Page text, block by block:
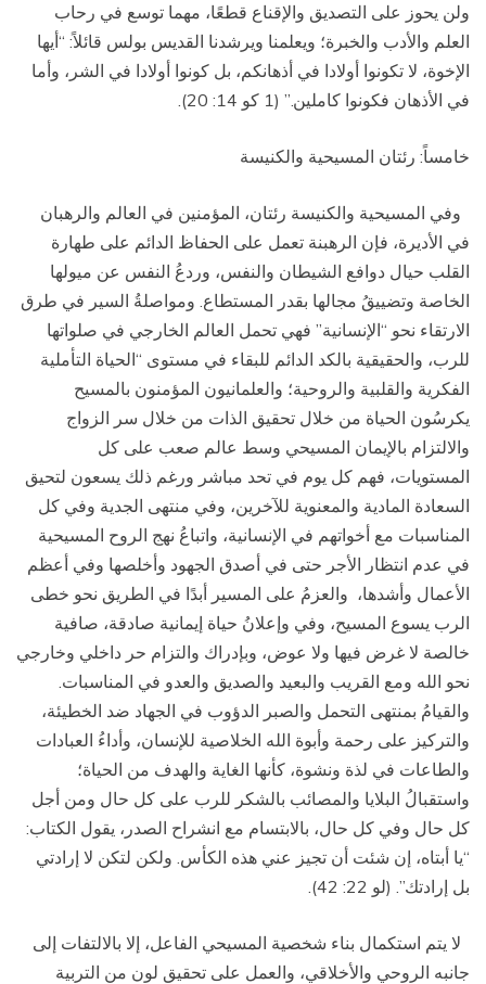
ولن يحوز على التصديق والإقناع قطعًا، مهما توسع في رحاب
العلم والأدب والخبرة؛ ويعلمنا ويرشدنا القديس بولس قائلاً: “أيها
الإخوة، لا تكونوا أولادا في أذهانكم، بل كونوا أولادا في الشر، وأما
في الأذهان فكونوا كاملين.” (1 كو 14: 20).
خامساً: رئتان المسيحية والكنيسة
وفي المسيحية والكنيسة رئتان، المؤمنين في العالم والرهبان
في الأديرة، فإن الرهبنة تعمل على الحفاظ الدائم على طهارة
القلب حيال دوافع الشيطان والنفس، وردعُ النفس عن ميولها
الخاصة وتضييقُ مجالها بقدر المستطاع. ومواصلةُ السير في طرق
الارتقاء نحو “الإنسانية” فهي تحمل العالم الخارجي في صلواتها
للرب، والحقيقية بالكد الدائم للبقاء في مستوى “الحياة التأملية
الفكرية والقلبية والروحية؛ والعلمانيون المؤمنون بالمسيح
يكرسُون الحياة من خلال تحقيق الذات من خلال سر الزواج
والالتزام بالإيمان المسيحي وسط عالم صعب على كل
المستويات، فهم كل يوم في تحد مباشر ورغم ذلك يسعون لتحيق
السعادة المادية والمعنوية للآخرين، وفي منتهى الجدية وفي كل
المناسبات مع أخواتهم في الإنسانية، واتباعُ نهج الروح المسيحية
في عدم انتظار الأجر حتى في أصدق الجهود وأخلصها وفي أعظم
الأعمال وأشدها، والعزمُ على المسير أبدًا في الطريق نحو خطى
الرب يسوع المسيح، وفي وإعلانُ حياة إيمانية صادقة، صافية
خالصة لا غرض فيها ولا عوض، وبإدراك والتزام حر داخلي وخارجي
نحو الله ومع القريب والبعيد والصديق والعدو في المناسبات.
والقيامُ بمنتهى التحمل والصبر الدؤوب في الجهاد ضد الخطيئة،
والتركيز على رحمة وأبوة الله الخلاصية للإنسان، وأداءُ العبادات
والطاعات في لذة ونشوة، كأنها الغاية والهدف من الحياة؛
واستقبالُ البلايا والمصائب بالشكر للرب على كل حال ومن أجل
كل حال وفي كل حال، بالابتسام مع انشراح الصدر، يقول الكتاب:
“يا أبتاه، إن شئت أن تجيز عني هذه الكأس. ولكن لتكن لا إرادتي
بل إرادتك”. (لو 22: 42).
لا يتم استكمال بناء شخصية المسيحي الفاعل، إلا بالالتفات إلى
جانبه الروحي والأخلاقي، والعمل على تحقيق لون من التربية